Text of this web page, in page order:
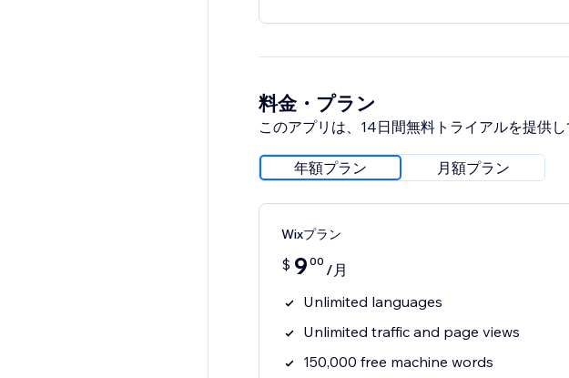
料金・プラン
このアプリは、14日間無料トライアルを提供
年額プラン 月額プラン
Wixプラン
$ 9 00 /月
Unlimited languages
Unlimited traffic and page views
150,000 free machine words